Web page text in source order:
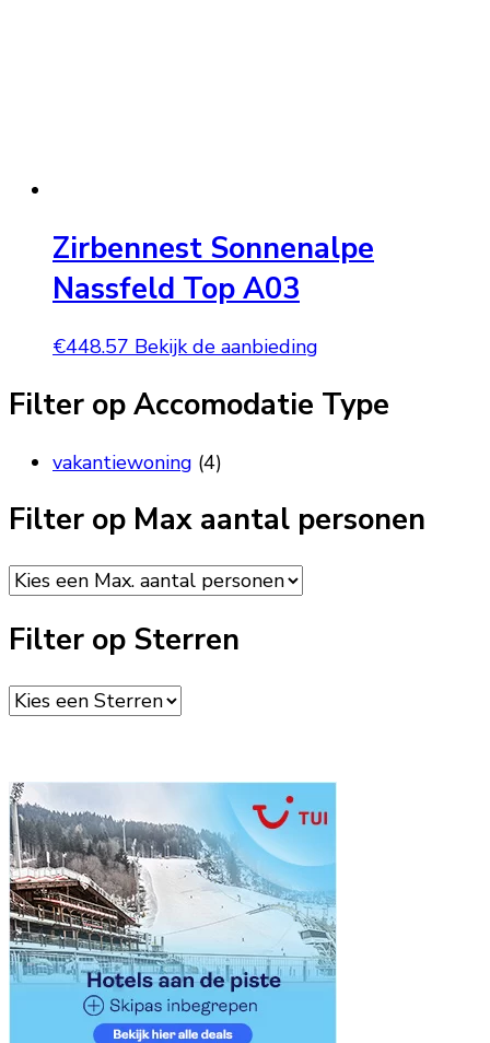
Zirbennest Sonnenalpe
Nassfeld Top A03
€448.57 Bekijk de aanbieding
Filter op Accomodatie Type
vakantiewoning (4)
Filter op Max aantal personen
Filter op Sterren